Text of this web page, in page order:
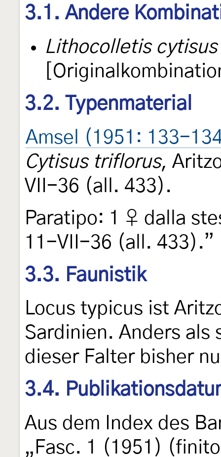
3.1. Andere
Lithocolletis cytisus
3.2. Typenmaterial
Amsel (1951: 133-
Cytisus triflorus,
VII-36 (all. 433).
Paratipo: 1 ♀ dalla
11-VII-36 (all. 433).”
3.3. Faunistik
Locus typicus ist
Sardinien. Anders als
dieser Falter bisher
3.4.
Aus dem Index des
„Fasc. 1 (1951)